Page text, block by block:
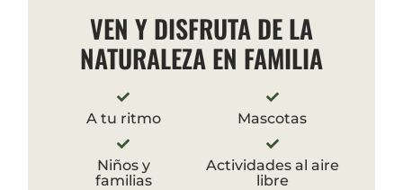
VEN Y DISFRUTA DE LA
NATURALEZA EN FAMILIA
A tu ritmo Mascotas
Niños y
familias
Actividades al aire
libre